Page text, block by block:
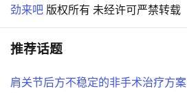
劲来吧 版权所有 未经许可严禁转载
推荐话题
肩关节后方不稳定的非手术治疗方案